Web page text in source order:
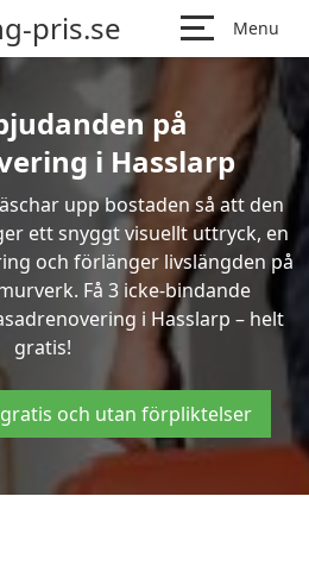
pris.se Menu
på
i Hasslarp
upp bostaden så att den
ett snyggt visuellt uttryck, en
och förlänger livslängden på
Få 3 icke-bindande
i Hasslarp – helt
gratis!
och utan förpliktelser